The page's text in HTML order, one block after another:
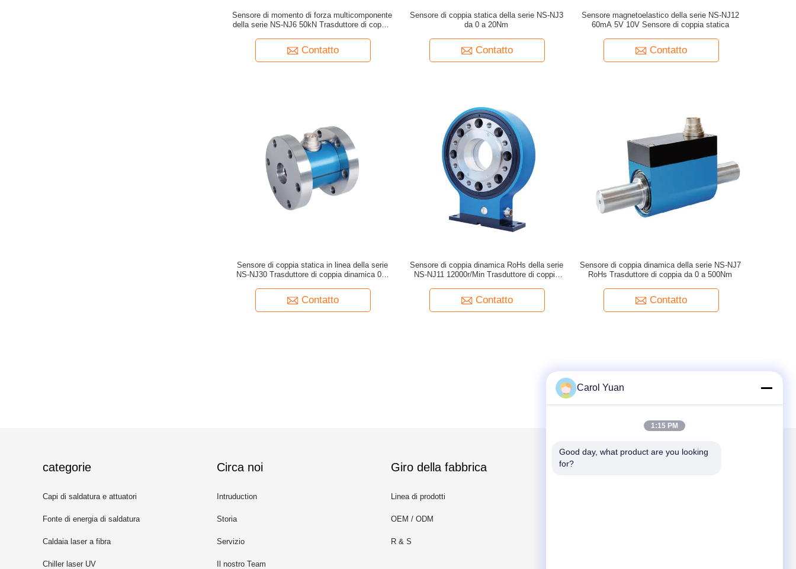
Sensore di momento di forza multicomponente
della serie NS-NJ6 50kN Trasduttore di coppia
Contatto
Sensore di coppia statica della serie NS-NJ3
da 0 a 20Nm
Contatto
Sensore magnetoelastico della serie NS-NJ12
60mA 5V 10V Sensore di coppia statica
Contatto
Sensore di coppia statica in linea della serie
NS-NJ30 Trasduttore di coppia dinamica 0 ~
Contatto
Sensore di coppia dinamica RoHs della serie
NS-NJ11 12000r/Min Trasduttore di coppia
Contatto
Sensore di coppia dinamica della serie NS-NJ7
RoHs Trasduttore di coppia da 0 a 500Nm
Contatto
categorie
Capi di saldatura e attuatori
Fonte di energia di saldatura
Caldaia laser a fibra
Chiller laser UV
Circa noi
Intruduction
Storia
Servizio
Il nostro Team
Giro della fabbrica
Linea di prodotti
OEM / ODM
R & S
Scrivici
Carol Yuan
1:15 PM
Good day, what product are you looking
for?